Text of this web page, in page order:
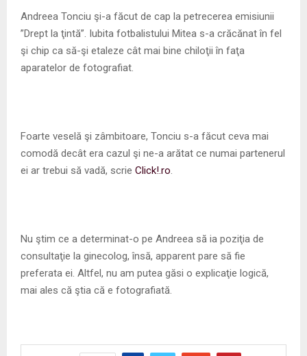
E
N
Andreea Tonciu şi-a făcut de cap la petrecerea emisiunii
”Drept la ţintă”. Iubita fotbalistului Mitea s-a crăcănat în fel
şi chip ca să-şi etaleze cât mai bine chiloţii în faţa
aparatelor de fotografiat.
Foarte veselă şi zâmbitoare, Tonciu s-a făcut ceva mai
comodă decât era cazul şi ne-a arătat ce numai partenerul
ei ar trebui să vadă, scrie Click!.ro
Nu ştim ce a determinat-o pe Andreea să ia poziţia de
consultaţie la ginecolog, însă, apparent pare să fie
preferata ei. Altfel, nu am putea găsi o explicaţie logică,
mai ales că ştia că e fotografiată.